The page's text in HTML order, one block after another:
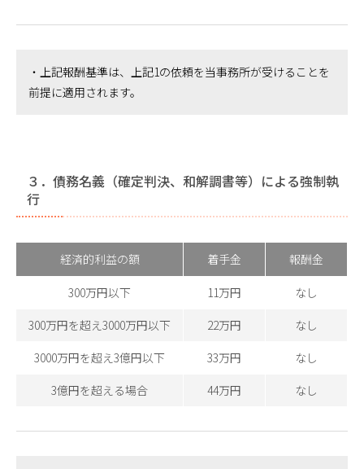
・上記報酬基準は、上記1の依頼を当事務所が受けることを
前提に適用されます。
３．債務名義（確定判決、和解調書等）による強制執
行
経済的利益の額 着手金 報酬金
300万円以下 11万円
なし
300万円を超え3000万円以下
22万円
なし
3000万円を超え3億円以下
33万円
なし
3億円を超える場合
44万円 なし